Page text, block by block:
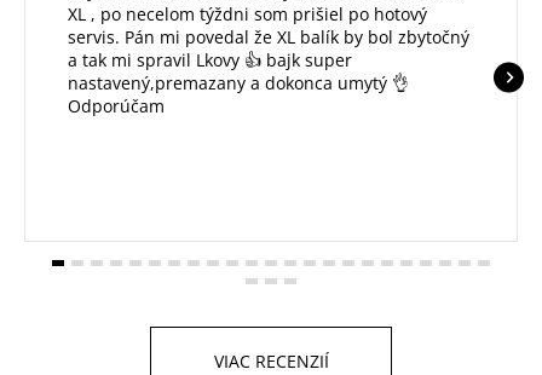
XL , po necelom týždni som prišiel po hotový
servis. Pán mi povedal že XL balík by bol zbytočný
a tak mi spravil Lkovy 👍 bajk super
nastavený,premazany a dokonca umytý 👌
Odporúčam
VIAC RECENZIÍ